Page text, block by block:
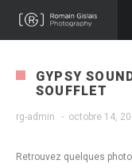
GYPSY
SOUFFLET
rg-admin · octobre 14,
Retrouvez quelques